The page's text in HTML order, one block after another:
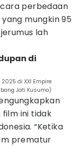
perbedaan
mungkin 95
lah
di
di XXI Empire
Jati Kusumo)
ini tidak
“Ketika
prematur